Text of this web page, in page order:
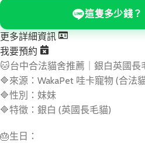
這隻多少錢？
更多詳細資訊
我要預約
🐱台中合法貓舍推薦｜銀白英國長
🔷來源：WakaPet 哇卡寵物 (合法
🔷性別：妹妹
🔷特徵：銀白 (英國長毛貓)
🎂生日：